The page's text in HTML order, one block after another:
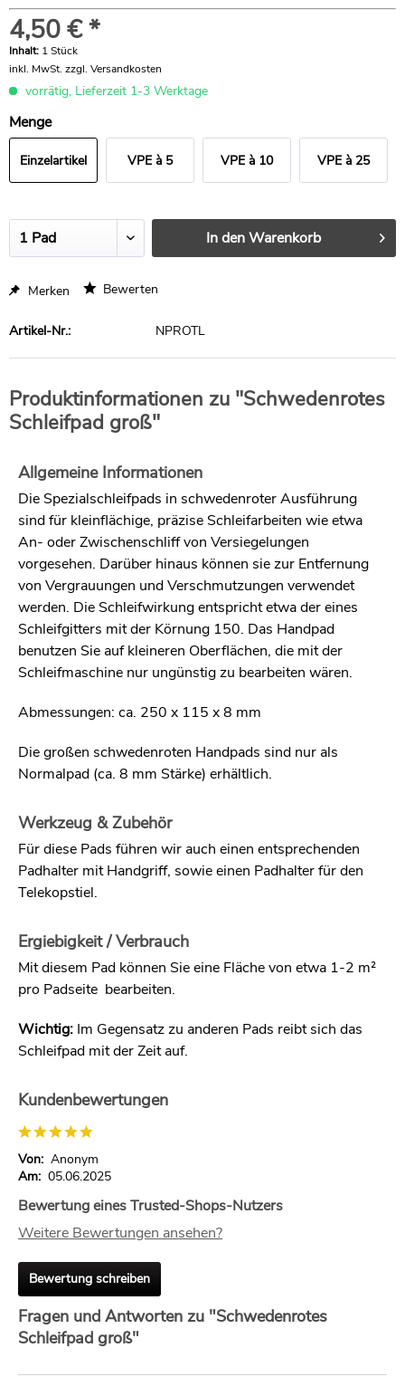
4,50 € *
Inhalt: 1 Stück
inkl. MwSt. zzgl. Versandkosten
vorrätig, Lieferzeit 1-3 Werktage
Menge
Einzelartikel VPE à 5 VPE à 10 VPE à 25
In denWarenkorb
Merken Bewerten
Artikel-Nr.: NPROTL
Produktinformationen zu "Schwedenrotes
Schleifpad groß"
Allgemeine Informationen
Die Spezialschleifpads in schwedenroter Ausführung
sind für kleinflächige, präzise Schleifarbeiten wie etwa
An- oder Zwischenschliff von Versiegelungen
vorgesehen. Darüber hinaus können sie zur Entfernung
von Vergrauungen und Verschmutzungen verwendet
werden. Die Schleifwirkung entspricht etwa der eines
Schleifgitters mit der Körnung 150. Das Handpad
benutzen Sie auf kleineren Oberflächen, die mit der
Schleifmaschine nur ungünstig zu bearbeiten wären.
Abmessungen: ca. 250 x 115 x 8 mm
Die großen schwedenroten Handpads sind nur als
Normalpad (ca. 8 mm Stärke) erhältlich.
Werkzeug & Zubehör
Für diese Pads führen wir auch einen entsprechenden
Padhalter mit Handgriff, sowie einen Padhalter für den
Telekopstiel.
Ergiebigkeit / Verbrauch
Mit diesem Pad können Sie eine Fläche von etwa 1-2 m²
pro Padseite bearbeiten.
Wichtig: Im Gegensatz zu anderen Pads reibt sich das
Schleifpad mit der Zeit auf.
Kundenbewertungen
Von: Anonym
Am: 05.06.2025
Bewertung eines Trusted-Shops-Nutzers
Weitere Bewertungen ansehen?
Bewertung schreiben
Fragen und Antworten zu "Schwedenrotes
Schleifpad groß"